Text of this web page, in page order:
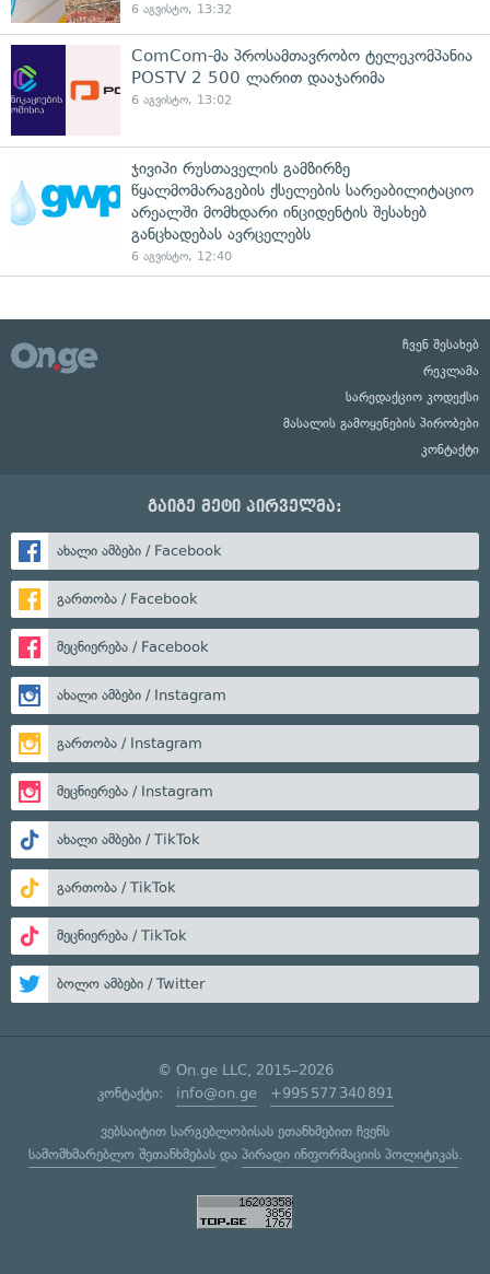
6 აგვისტო, 13:32
ComCom-მა პროსამთავრობო ტელეკომპანია
POSTV 2 500 ლარით დააჯარიმა
6 აგვისტო, 13:02
ჯივიპი რუსთაველის გამზირზე
წყალმომარაგების ქსელების სარეაბილიტაციო
არეალში მომხდარი ინციდენტის შესახებ
განცხადებას ავრცელებს
6 აგვისტო, 12:40
ჩვენ შესახებ
რეკლამა
სარედაქციო კოდექსი
მასალის გამოყენების პირობები
კონტაქტი
გაიგე მეტი პირველმა:
ახალი ამბები / Facebook
გართობა / Facebook
მეცნიერება / Facebook
ახალი ამბები / Instagram
გართობა / Instagram
მეცნიერება / Instagram
ახალი ამბები / TikTok
გართობა / TikTok
მეცნიერება / TikTok
ბოლო ამბები / Twitter
© On.ge LLC, 2015–2026
კონტაქტი: info@on.ge +995 577 340 891
ვებსაიტით სარგებლობისას ეთანხმებით ჩვენს
სამომხმარებლო შეთანხმებასდა პირადი ინფორმაციის პოლიტიკას.